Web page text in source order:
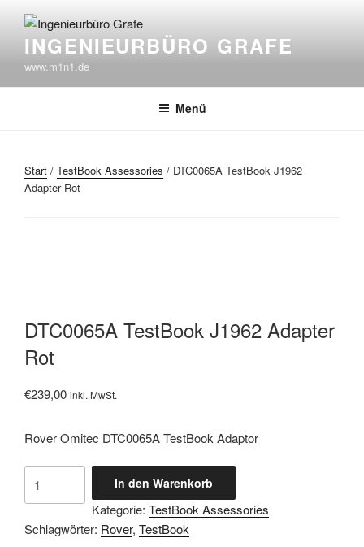
Inhalt
springenINGENIEURBÜRO GRAFE
www.m1n1.de
Menü
Start / TestBook Assessories / DTC0065A TestBook J1962
Adapter Rot
DTC0065A TestBook J1962 Adapter
Rot
€239,00 inkl. MwSt.
Rover Omitec DTC0065A TestBook Adaptor
TestBook
Adapter
In den Warenkorb
Kategorie: TestBook Assessories
Schlagwörter: Rover, TestBook